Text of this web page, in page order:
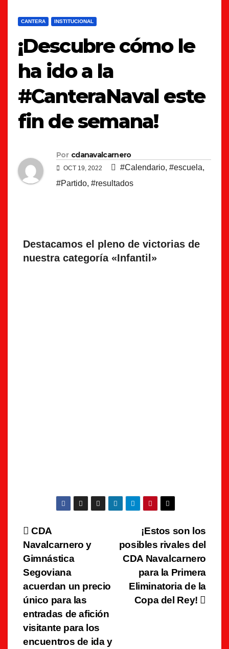
CANTERA INSTITUCIONAL
¡Descubre cómo le
ha ido a la
#CanteraNaval este
fin de semana!
Por cdanavalcarnero
OCT 19, 2022 #Calendario, #escuela,
#Partido, #resultados
Destacamos el pleno de victorias de
nuestra categoría «Infantil»
Navegación
de
entradas
¡Estos son los
posibles rivales del
CDA Navalcarnero
para la Primera
Eliminatoria de la
Copa del Rey!
CDA
Navalcarnero y
Gimnástica
Segoviana
acuerdan un precio
único para las
entradas de afición
visitante para los
encuentros de ida y